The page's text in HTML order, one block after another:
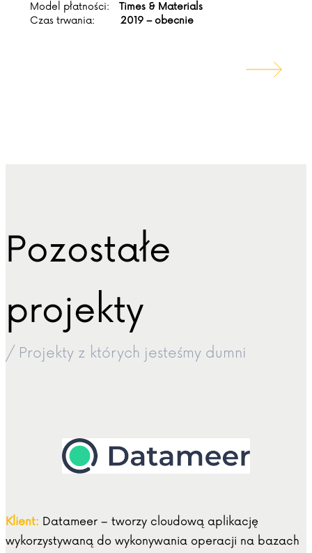
Model płatności:
Times & Materials
Czas trwania:
2019 – obecnie
Pozostałe
projekty
/ Projekty z których jesteśmy dumni
Klient: Datameer – tworzy cloudową aplikację
wykorzystywaną do wykonywania operacji na bazach